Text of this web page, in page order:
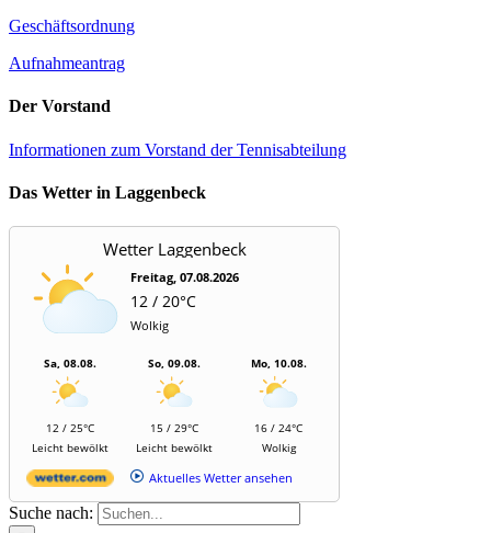
Geschäftsordnung
Aufnahmeantrag
Der Vorstand
Informationen zum Vorstand der Tennisabteilung
Das Wetter in Laggenbeck
Wetter Laggenbeck
Freitag, 07.08.2026
12 / 20°C
Wolkig
Sa, 08.08.
12 / 25°C
Leicht bewölkt
So, 09.08.
15 / 29°C
Leicht bewölkt
Mo, 10.08.
16 / 24°C
Wolkig
Aktuelles Wetter ansehen
Suche nach: